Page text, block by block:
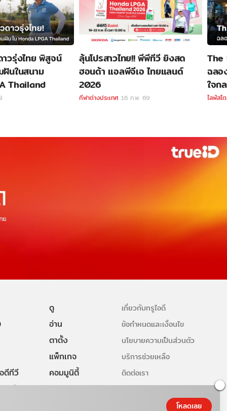
วรุ่งไทย พิสูจน์
นในสนาม
Thailand
ลุ้นโปรสาวไทย!! พีพีทีวี ยิงสด
ฮอนด้า แอลพีจีเอ ไทยแลนด์
2026
กีฬาต่างประเทศ 16 ก.พ. 69
ฉลอ
ใจก
ไลฟ์สไ
โหลดเลย
ดู
อ่าน
ตาตั้ง
แพ็กเกจ
ดีทีวี
คอมมูนิตี้
หลือทรูไอ
เกี่ยวกับทรูไอดี
ข้อกำหนดและเงื่อนไข
นโยบายความเป็นส่วนตัว
บริการช่วยเหลือ
ติดต่อเรา